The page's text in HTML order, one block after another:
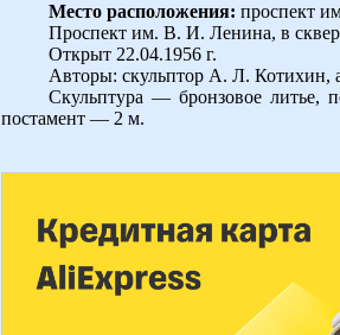
Место расположения: проспект
Проспект им. В. И. Ленина, в
Открыт 22.04.1956 г.
Авторы: скульптор А. Л. Котихин,
Скульптура — бронзовое литье,
постамент — 2 м.